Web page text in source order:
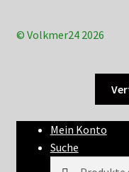
© Volkmer24 2026
Mein Konto
Suche